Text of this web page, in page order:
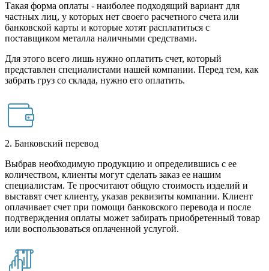
Такая форма оплаты - наиболее подходящий вариант для
частных лиц, у которых нет своего расчетного счета или
банковской карты и которые хотят расплатиться с
поставщиком металла наличными средствами.
Для этого всего лишь нужно оплатить счет, который
представлен специалистами нашей компании. Перед тем, как
забрать груз со склада, нужно его оплатить.
2. Банковский перевод
Выбрав необходимую продукцию и определившись с ее
количеством, клиенты могут сделать заказ ее нашим
специалистам. Те просчитают общую стоимость изделий и
выставят счет клиенту, указав реквизиты компании. Клиент
оплачивает счет при помощи банковского перевода и после
подтверждения оплаты может забирать приобретенный товар
или воспользоваться оплаченной услугой.